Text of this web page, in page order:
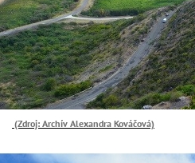
(Zdroj: Archív Alexandra Kováčová)